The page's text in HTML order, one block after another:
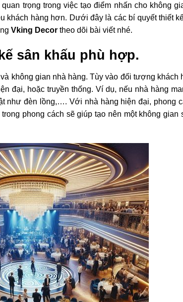
trọng trong việc tạo điểm nhấn cho không
khách hàng hơn. Dưới đây là các bí quyết thiết
Vking Decor theo dõi bài viết nhé.
sân khấu phù hợp.
không gian nhà hàng. Tùy vào đối tượng khách
đại, hoặc truyền thống. Ví dụ, nếu nhà hàng
như đèn lồng,…. Với nhà hàng hiện đại, phong
phong cách sẽ giúp tạo nên một không gian